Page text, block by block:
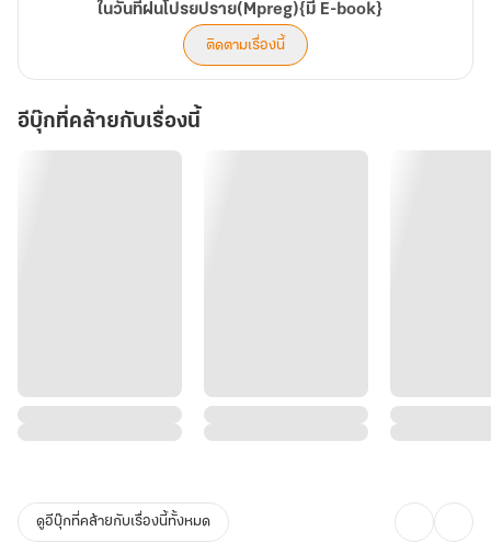
ในวันที่ฝนโปรยปราย(Mpreg){มี E-book}
ติดตามเรื่องนี้
อีบุ๊กที่คล้ายกับเรื่องนี้
ดูอีบุ๊กที่คล้ายกับเรื่องนี้ทั้งหมด